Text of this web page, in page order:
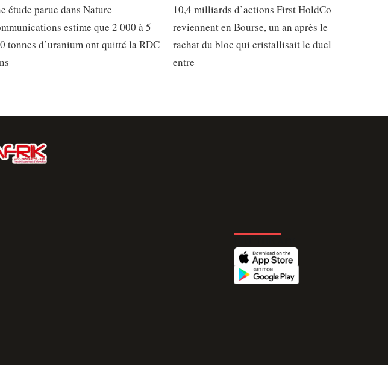
étude parue dans Nature
estime que 2 000 à 5
tonnes d’uranium ont quitté la RDC
10,4 milliards d’actions First HoldCo
reviennent en Bourse, un an après le
rachat du bloc qui cristallisait le duel
entre